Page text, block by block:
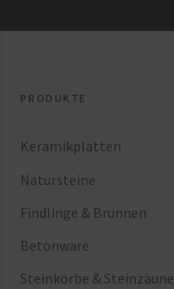
PRODUKTE
Keramikplatten
Natursteine
Findlinge & Brunnen
Betonware
Steinkörbe & Steinzäune